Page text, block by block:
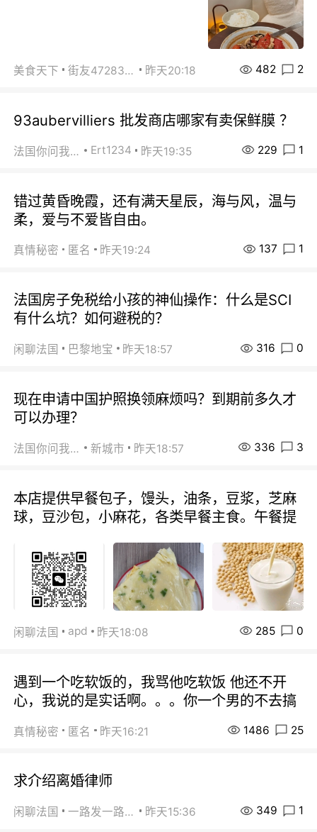
美食天下 街友472838572 昨天20:18 482 2
93aubervilliers 批发商店哪家有卖保鲜膜 ？
法国你问我答 Ert1234 昨天19:35 229 1
错过黄昏晚霞，还有满天星辰，海与风，温与
柔，爱与不爱皆自由。
真情秘密 匿名 昨天19:24 137 1
法国房子免税给小孩的神仙操作：什么是SCI
有什么坑？如何避税的？
闲聊法国 巴黎地宝 昨天18:57 316 0
现在申请中国护照换领麻烦吗？到期前多久才
可以办理？
法国你问我答 新城市 昨天18:57 336 3
本店提供早餐包子，馒头，油条，豆浆，芝麻
球，豆沙包，小麻花，各类早餐主食。午餐提
闲聊法国 apd 昨天18:08 285 0
遇到一个吃软饭的，我骂他吃软饭 他还不开
心，我说的是实话啊。。。你一个男的不去搞
真情秘密 匿名 昨天16:21 1486 25
求介绍离婚律师
闲聊法国 一路发一路发 昨天15:36 349 1